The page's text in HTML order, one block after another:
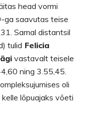
head vormi
ga saavutas teise
Samal distantsil
tulid Felicia
vastavalt teisele
ning 3.55,45.
oli
, kelle lõpuajaks võeti